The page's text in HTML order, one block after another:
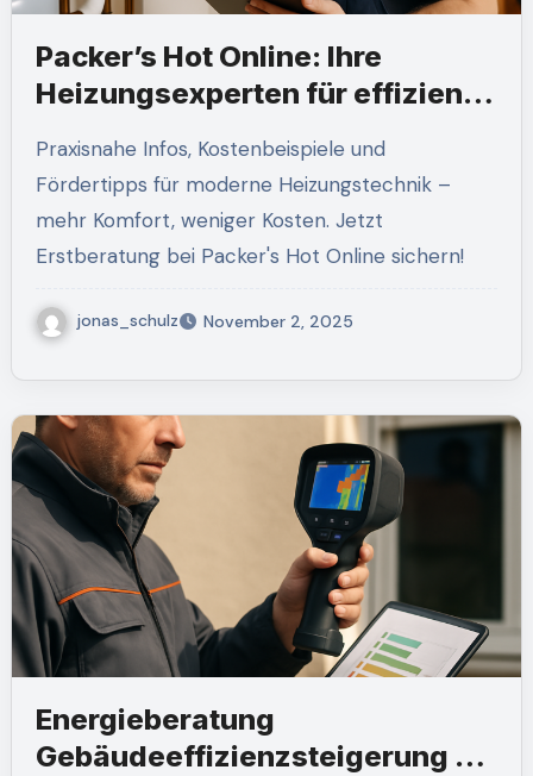
Packer’s Hot Online: Ihre
Heizungsexperten für effiziente
Praxisnahe Infos, Kostenbeispiele und
Fördertipps für moderne Heizungstechnik –
mehr Komfort, weniger Kosten. Jetzt
Erstberatung bei Packer's Hot Online sichern!
jonas_schulz November 2, 2025
Energieberatung
Gebäudeeffizienzsteigerung –